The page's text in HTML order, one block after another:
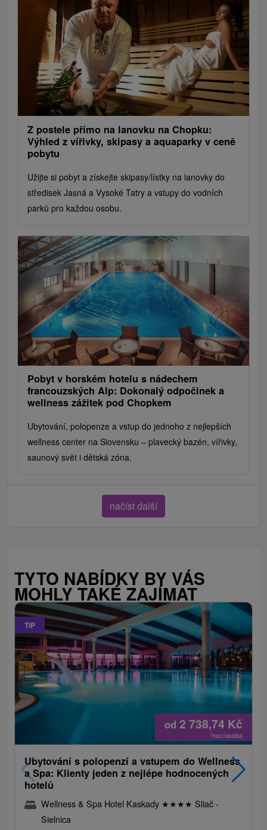
Z postele přímo na lanovku na Chopku:
Výhled z vířivky, skipasy a aquaparky v ceně
pobytu
Užijte si pobyt a získejte skipasy/lístky na lanovky do
středisek Jasná a Vysoké Tatry a vstupy do vodních
parků pro každou osobu.
Pobyt v horském hotelu s nádechem
francouzských Alp: Dokonalý odpočinek a
wellness zážitek pod Chopkem
Ubytování, polopenze a vstup do jednoho z nejlepších
wellness center na Slovensku – plavecký bazén, vířivky,
saunový svět i dětská zóna.
načíst další
TYTO NABÍDKY BY VÁS
MOHLY TAKÉ ZAJÍMAT
TIP
od 2 738,74 Kč
/noc/osoba
Ubytování s polopenzí a vstupem do Wellness
a Spa: Klienty jeden z nejlépe hodnocených
hotelů
Wellness & Spa Hotel Kaskady ★★★★ Sliač -
Sielnica